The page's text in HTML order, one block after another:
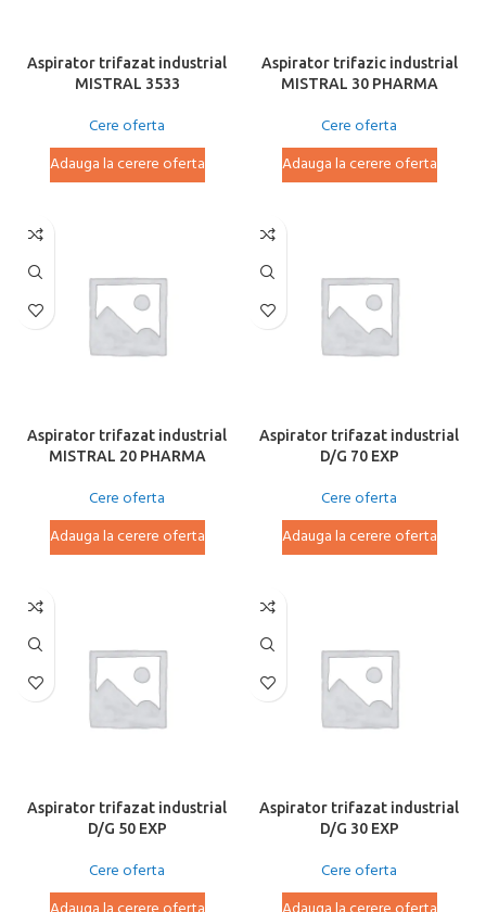
Aspirator trifazat industrial
MISTRAL 3533
Cere oferta
Adauga la cerere oferta
Aspirator trifazic industrial
MISTRAL 30 PHARMA
Cere oferta
Adauga la cerere oferta
Aspirator trifazat industrial
MISTRAL 20 PHARMA
Cere oferta
Adauga la cerere oferta
Aspirator trifazat industrial
D/G 70 EXP
Cere oferta
Adauga la cerere oferta
Aspirator trifazat industrial
D/G 50 EXP
Cere oferta
Aspirator trifazat industrial
D/G 30 EXP
Cere oferta